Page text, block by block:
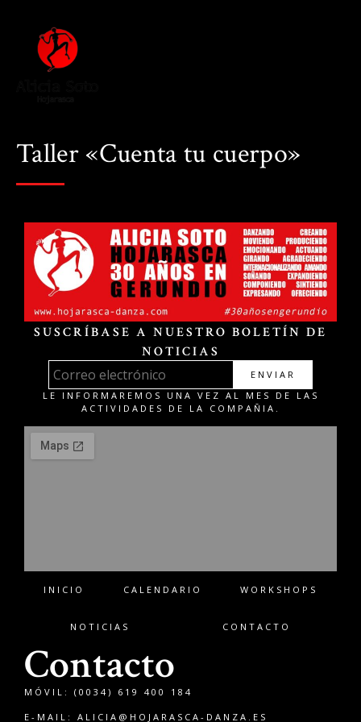
Taller «Cuenta tu cuerpo»
SUSCRÍBASE A NUESTRO BOLETÍN DE
NOTICIAS
ENVIAR
LE INFORMAREMOS UNA VEZ AL MES DE LAS
ACTIVIDADES DE LA COMPAÑIA.
INICIO CALENDARIO WORKSHOPS
NOTICIAS CONTACTO
Contacto
MÓVIL: (0034) 619 400 184
E-MAIL: ALICIA@HOJARASCA-DANZA.ES